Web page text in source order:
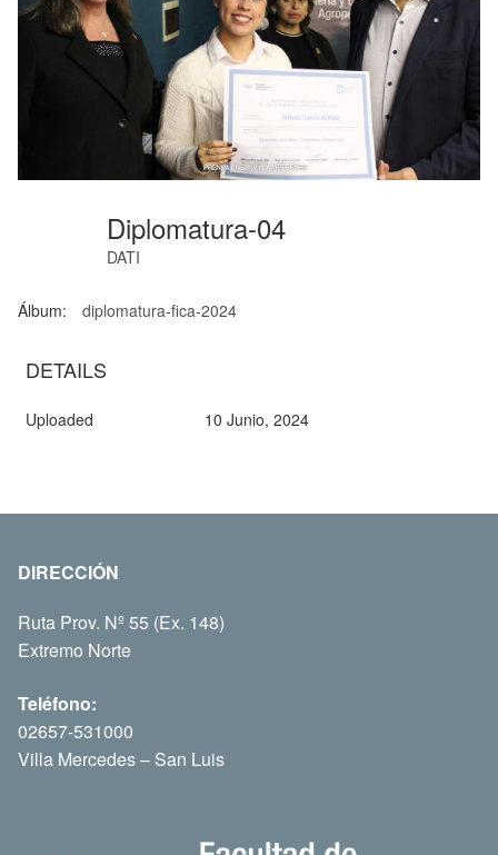
Diplomatura-04
DATI
Álbum: diplomatura-fica-2024
DETAILS
Uploaded 10 Junio, 2024
DIRECCIÓN
Ruta Prov. Nº 55 (Ex. 148)
Extremo Norte
Teléfono:
02657-531000
Villa Mercedes – San Luis